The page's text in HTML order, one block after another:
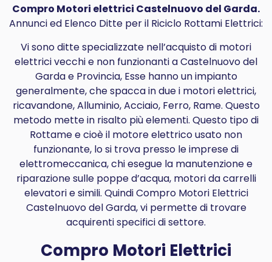
Compro Motori elettrici Castelnuovo del Garda.
Annunci ed Elenco Ditte per il Riciclo Rottami Elettrici:
Vi sono ditte specializzate nell’acquisto di motori
elettrici vecchi e non funzionanti a Castelnuovo del
Garda e Provincia, Esse hanno un impianto
generalmente, che spacca in due i motori elettrici,
ricavandone, Alluminio, Acciaio, Ferro, Rame. Questo
metodo mette in risalto più elementi. Questo tipo di
Rottame e cioè il motore elettrico usato non
funzionante, lo si trova presso le imprese di
elettromeccanica, chi esegue la manutenzione e
riparazione sulle poppe d’acqua, motori da carrelli
elevatori e simili. Quindi Compro Motori Elettrici
Castelnuovo del Garda, vi permette di trovare
acquirenti specifici di settore.
Compro Motori Elettrici